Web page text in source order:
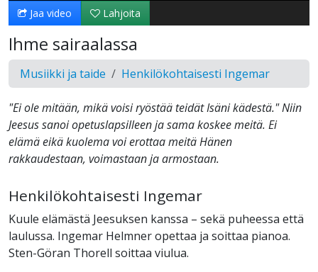
Jaa video Lahjoita
Ihme sairaalassa
Musiikki ja taide Henkilökohtaisesti Ingemar
"Ei ole mitään, mikä voisi ryöstää teidät Isäni kädestä." Niin
Jeesus sanoi opetuslapsilleen ja sama koskee meitä. Ei
elämä eikä kuolema voi erottaa meitä Hänen
rakkaudestaan, voimastaan ​​ja armostaan.
Henkilökohtaisesti Ingemar
Kuule elämästä Jeesuksen kanssa – sekä puheessa että
laulussa. Ingemar Helmner opettaa ja soittaa pianoa.
Sten-Göran Thorell soittaa viulua.